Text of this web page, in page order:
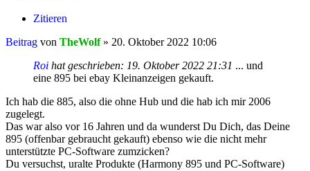
Zitieren
Beitrag von TheWolf» 20. Oktober 2022 10:06
Roi hat geschrieben: 19. Oktober 2022 21:31 ... und
eine 895 bei ebay Kleinanzeigen gekauft.
Ich hab die 885, also die ohne Hub und die hab ich mir 2006
zugelegt.
Das war also vor 16 Jahren und da wunderst Du Dich, das Deine
895 (offenbar gebraucht gekauft) ebenso wie die nicht mehr
unterstützte PC-Software zumzicken?
Du versuchst, uralte Produkte (Harmony 895 und PC-Software)